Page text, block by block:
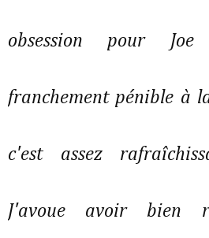
obsession pour
franchement pénible à
c'est assez
J'avoue avoir bien